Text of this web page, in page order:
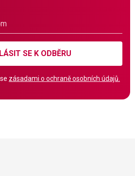
SE K ODBĚRU
zásadami o ochraně osobních údajů.